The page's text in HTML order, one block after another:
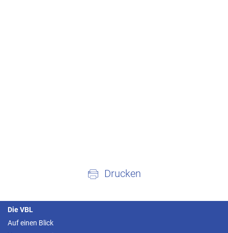
Drucken
Die VBL
Auf einen Blick